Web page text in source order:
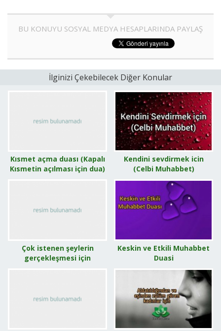
BU KONUYU SOSYAL MEDYA HESAPLARINDA PAYLAŞ
İlginizi Çekebilecek Diğer Konular
Kısmet açma duası (Kapalı
Kısmetin açılması için dua)
Kendini sevdirmek icin
(Celbi Muhabbet)
Çok istenen şeylerin
gerçekleşmesi için
Keskin ve Etkili Muhabbet
Duasi